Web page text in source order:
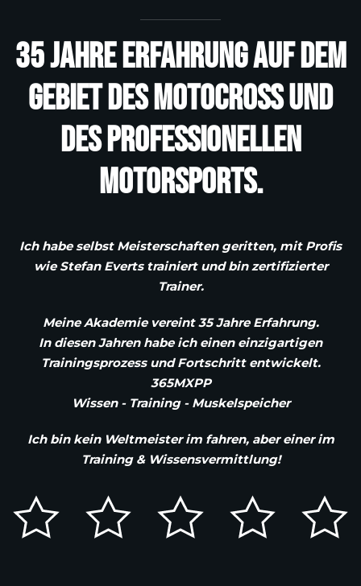
35 Jahre Erfahrung auf dem
Gebiet des Motocross und
des professionellen
Motorsports.
Ich habe selbst Meisterschaften geritten, mit Profis
wie Stefan Everts trainiert und bin zertifizierter
Trainer.
Meine Akademie vereint 35 Jahre Erfahrung.
In diesen Jahren habe ich einen einzigartigen
Trainingsprozess und Fortschritt entwickelt.
365MXPP
Wissen - Training - Muskelspeicher
Ich bin kein Weltmeister im fahren, aber einer im
Training & Wissensvermittlung!